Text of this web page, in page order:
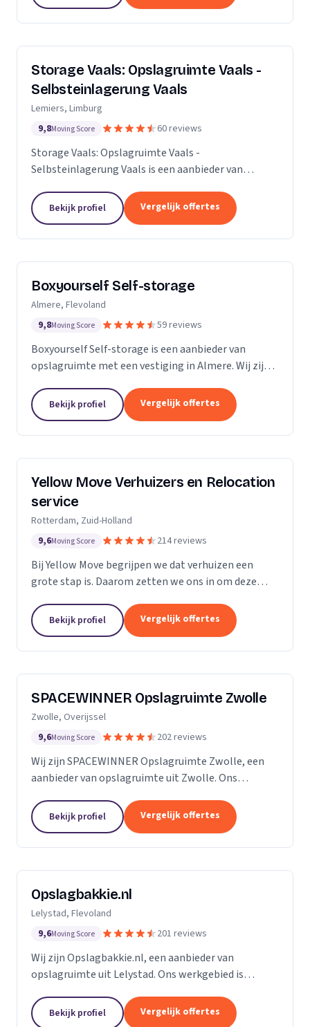
Storage Vaals: Opslagruimte Vaals -
Selbsteinlagerung Vaals
Lemiers, Limburg
9,8Moving Score 60 reviews
Storage Vaals: Opslagruimte Vaals -
Selbsteinlagerung Vaals is een aanbieder van
actief in Limburg.
Bekijk profiel Vergelijk offertes
Boxyourself Self-storage
Almere, Flevoland
9,8Moving Score 59 reviews
Boxyourself Self-storage is een aanbieder van
opslagruimte met een vestiging in Almere. Wij zijn
Bekijk profiel Vergelijk offertes
Yellow Move Verhuizers en Relocation
service
Rotterdam, Zuid-Holland
9,6Moving Score 214 reviews
Bij Yellow Move begrijpen we dat verhuizen een
grote stap is. Daarom zetten we ons in om deze
Met meer dan 35 jaar ervaring in de
verhuisindustrie,...
Bekijk profiel Vergelijk offertes
SPACEWINNER Opslagruimte Zwolle
Zwolle, Overijssel
9,6Moving Score 202 reviews
Wij zijn SPACEWINNER Opslagruimte Zwolle, een
aanbieder van opslagruimte uit Zwolle. Ons
Bekijk profiel Vergelijk offertes
Opslagbakkie.nl
Lelystad, Flevoland
9,6Moving Score 201 reviews
Wij zijn Opslagbakkie.nl, een aanbieder van
opslagruimte uit Lelystad. Ons werkgebied is
Bekijk profiel Vergelijk offertes